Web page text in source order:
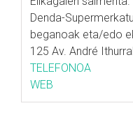
Denda-
beganoak eta/edo
125 Av. André
TELEFONOA
WEB